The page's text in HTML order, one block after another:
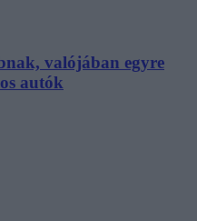
valójában egyre
autók